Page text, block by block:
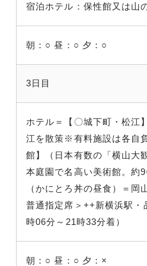
宿泊ホテル：保性館又は山
朝：○ 昼：○ 夕：○
3日目
ホテル＝【〇城下町・松江
江を散策※有料施設は各自
館】（日本有数の「横山大
本庭園で名高い美術館。約
（かにとろ丼の昼食）＝岡
普通指定席＞++新横浜駅・
時06分～21時33分着）
朝：○ 昼：○ 夕：×